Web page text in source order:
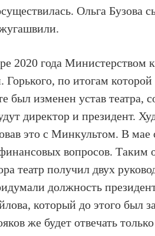
Ольга Бузова
2020 года Министерством
по итогам
был изменен устав театра,
директор и президент.
это с Минкультом. В мае
вопросов. Таким
театр получил двух
должность
который до этого был
же будет отвечать только